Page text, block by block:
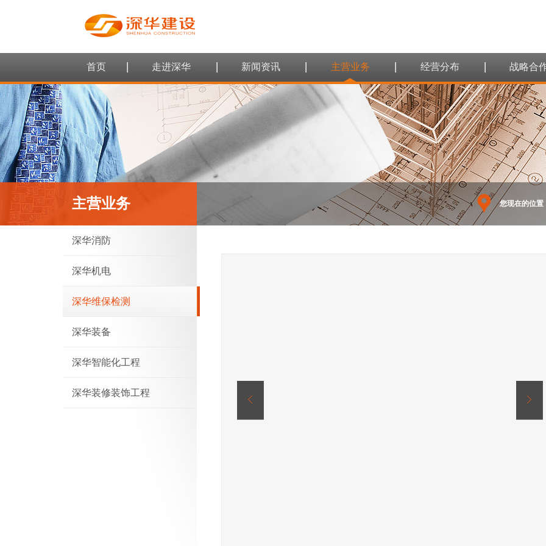
首页 走进深华 新闻资讯 主营业务 经营分布 战略合
主营业务
深华消防
深华机电
深华维保检测
深华装备
深华智能化工程
深华装修装饰工程
您现在的位置